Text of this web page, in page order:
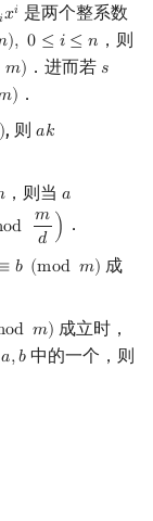
𝑖𝑥𝑖 是两个整系数
), 0 ≤ 𝑖 ≤ 𝑛
≤i ≤n
，则
𝑚) ．进而若 𝑠
s≡
) ．
), 则𝑎𝑘
ak
，则当𝑎
a
od 𝑚
𝑑 )
m d)
．
𝑏 (mod 𝑚)
b (modm)
成
od 𝑚)
m)
成立时，
𝑎,𝑏
a,b中的一个，则